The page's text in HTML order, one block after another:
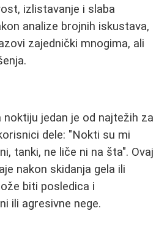
izlistavanje i slaba
analize brojnih iskustava,
zajednički mnogima, ali
jedan je od najtežih za
dele: "Nokti su mi
tanki, ne liče ni na šta". Ovaj
nakon skidanja gela ili
biti posledica i
ili agresivne nege.